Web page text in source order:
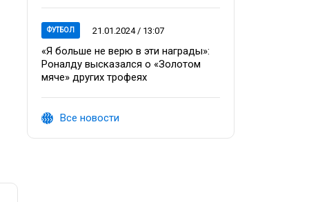
ФУТБОЛ 21.01.2024 / 13:07
«Я больше не верю в эти награды»:
Роналду высказался о «Золотом
мяче» других трофеях
Все новости